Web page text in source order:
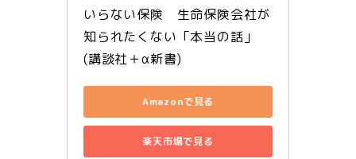
いらない保険　生命保険会社が
知られたくない「本当の話」
(講談社＋α新書)
Amazonで見る
楽天市場で見る